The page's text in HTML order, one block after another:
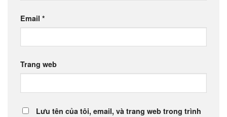
Email *
Trang web
Lưu tên của tôi, email, và trang web trong trình